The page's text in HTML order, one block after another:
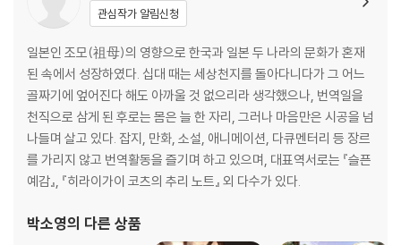
관심작가 알림신청
일본인 조모(祖母)의 영향으로 한국과 일본 두 나라의 문화가 혼재
된 속에서 성장하였다. 십대 때는 세상천지를 돌아다니다가 그 어느
골짜기에 엎어진다 해도 아까울 것 없으리라 생각했으나, 번역일을
천직으로 삼게 된 후로는 몸은 늘 한 자리, 그러나 마음만은 시공을 넘
나들며 살고 있다. 잡지, 만화, 소설, 애니메이션, 다큐멘터리 등 장르
를 가리지 않고 번역활동을 즐기며 하고 있으며, 대표역서로는 『슬픈
예감』, 『히라이가이 코츠의 추리 노트』 외 다수가 있다.
박소영의 다른 상품